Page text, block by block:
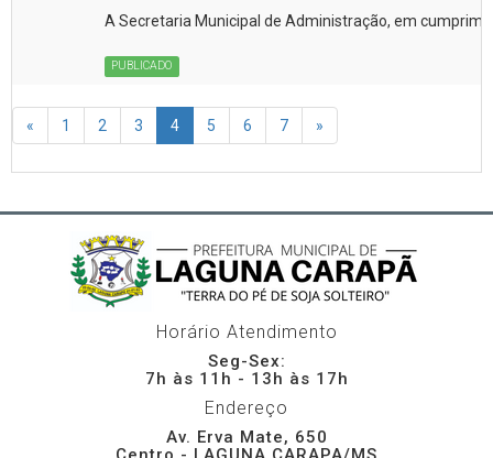
A Secretaria Municipal de Administração, em
PUBLICADO
« 1 2 3 4 5 6 7 »
Horário Atendimento
Seg-Sex:
7h às 11h - 13h às 17h
Endereço
Av. Erva Mate, 650